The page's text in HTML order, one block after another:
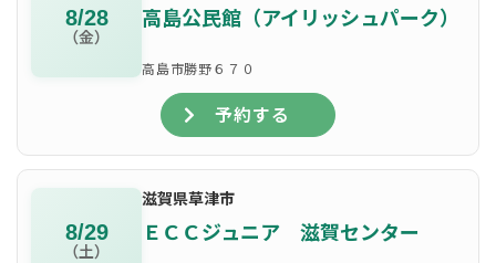
8/28
（金）
高島公民館（アイリッシュパーク）
高島市勝野６７０
予約する
8/29
（土）
滋賀県草津市
ＥＣＣジュニア 滋賀センター